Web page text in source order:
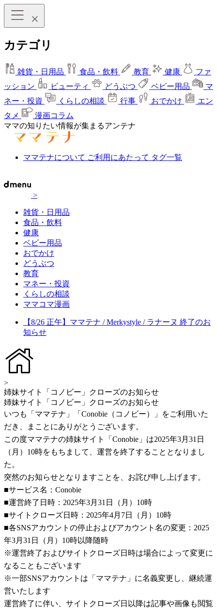
カテゴリ
雑貨・日用品 食品・飲料 教育 健康
ファ
ッション
ビューティ どうぶつ ベビー用品
マ
ネー・投資
くらしの相談 行事 おでかけ
エン
タメ
漫画コラム
ママの知りたい情報が集まるアンテナ
ママテナについて ご利用にあたって タグ一覧
>
雑貨・日用品
食品・飲料
健康
ベビー用品
おでかけ
どうぶつ
教育
マネー・投資
くらしの相談
ママコマ漫画
【8/26 正午】ママテナ / Merkystyle / ラナーヌ 終了のお
知らせ
>
姉妹サイト「コノビー」クローズのお知らせ
姉妹サイト「コノビー」クローズのお知らせ
いつも「ママテナ」「Conobie（コノビー）」をご利用いた
だき、まことにありがとうございます。
この度ママテナの姉妹サイト「Conobie」は2025年3月31日
（月）10時をもちまして、運営を終了することとなりまし
た。
突然のお知らせとなりますことを、お詫び申し上げます。
■サービス名：Conobie
■運営終了日時：2025年3月31日（月）10時
■サイトクローズ日時：2025年4月7日（月）10時
■各SNSアカウントの停止およびアカウント名の変更：2025
年3月31日（月）10時以降随時
※運営終了およびサイトクローズ日時は場合によって変更に
なることもございます
※一部SNSアカウントは「ママテナ」に名義変更し、継続運
営いたします
運営終了に伴い、サイトクローズ日以降は記事や画像も閲覧